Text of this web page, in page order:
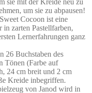
um sie zu abpausen!
Cocoon ist eine
zarten Pastellfarben,
Lernerfahrungen ganz
26 Buchstaben des
Tönen (Farbe auf
24 cm breit und 2 cm
Kreide inbegriffen.
von Janod wird in